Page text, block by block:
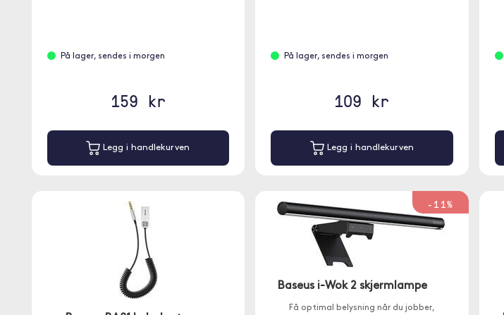
På lager, sendes i morgen
159 kr
Legg i handlekurven
På lager, sendes i morgen
109 kr
Legg i handlekurven
-11%
Baseus i-Wok 2 skjermlampe
Få optimal belysning når du jobber,